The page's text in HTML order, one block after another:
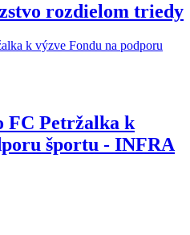
rozdielom triedy
FC Petržalka k
športu - INFRA